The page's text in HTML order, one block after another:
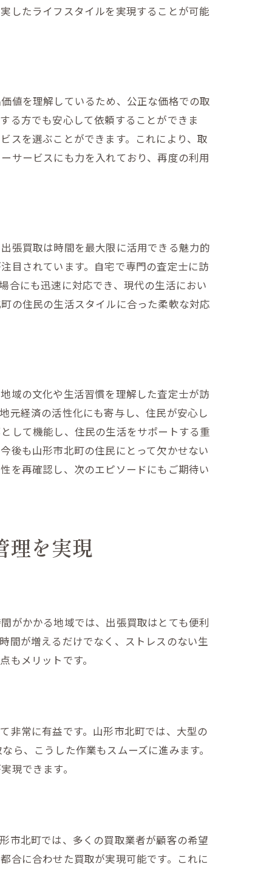
したライフスタイルを実現することが可能
値を理解しているため、公正な価格での取
る方でも安心して依頼することができま
スを選ぶことができます。これにより、取
サービスにも力を入れており、再度の利用
張買取は時間を最大限に活用できる魅力的
目されています。自宅で専門の査定士に訪
合にも迅速に対応でき、現代の生活におい
の住民の生活スタイルに合った柔軟な対応
域の文化や生活習慣を理解した査定士が訪
元経済の活性化にも寄与し、住民が安心し
して機能し、住民の生活をサポートする重
後も山形市北町の住民にとって欠かせない
を再確認し、次のエピソードにもご期待い
理を実現
がかかる地域では、出張買取はとても便利
間が増えるだけでなく、ストレスのない生
メリットです。
非常に有益です。山形市北町では、大型の
、こうした作業もスムーズに進みます。
現できます。
市北町では、多くの買取業者が顧客の希望
合に合わせた買取が実現可能です。これに